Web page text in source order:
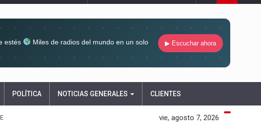
estés
Miles de radios del mundo en un solo
▶ Escuchar ahora
POLÍTICA NOTICIAS GENERALES CLIENTES
vie, agosto 7, 2026